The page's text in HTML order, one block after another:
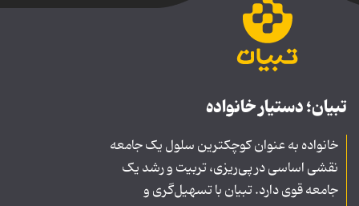
تبیان؛ دستیار خانواده
خانواده به عنوان کوچکترین سلول یک جامعه
نقشی اساسی در پی‌ریزی، تربیت و رشد یک
جامعه قوی دارد. تبیان با تسهیل‌گری و